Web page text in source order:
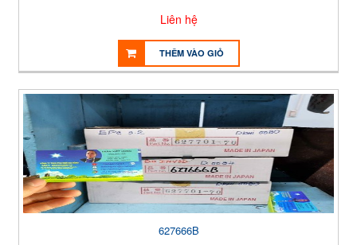
Liên hệ
THÊM VÀO GIỎ
627666B